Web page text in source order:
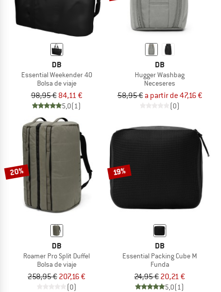
DB
Essential Weekender 40
Bolsa de viaje
98,95 € 84,11 €
5,0(1)
DB
Hugger Washbag
Neceseres
58,95 € a partir de 47,16 €
(0)
20%
DB
Roamer Pro Split Duffel
Bolsa de viaje
258,95 € 207,16 €
(0)
19%
DB
Essential Packing Cube M
Funda
24,95 € 20,21 €
5,0(1)